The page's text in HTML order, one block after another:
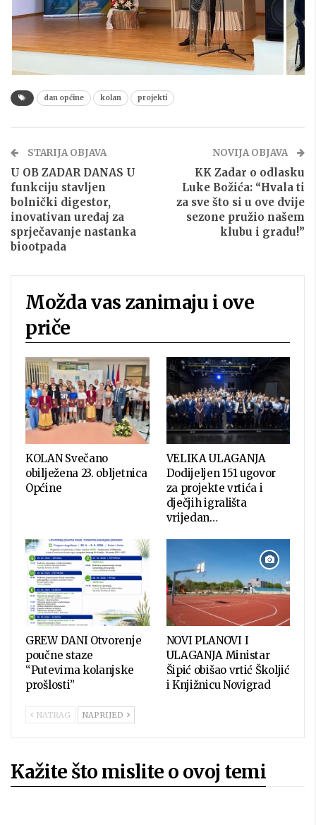
dan općine kolan projekti
STARIJA OBJAVA
U OB ZADAR DANAS U
funkciju stavljen
bolnički digestor,
inovativan uređaj za
sprječavanje nastanka
biootpada
NOVIJA OBJAVA
KK Zadar o odlasku
Luke Božića: “Hvala ti
za sve što si u ove dvije
sezone pružio našem
klubu i gradu!”
Možda vas zanimaju i ove
priče
KOLAN Svečano
obilježena 23. obljetnica
Općine
VELIKA ULAGANJA
Dodijeljen 151 ugovor
za projekte vrtića i
dječjih igrališta
vrijedan…
GREW DANI Otvorenje
poučne staze
“Putevima kolanjske
prošlosti”
NOVI PLANOVI I
ULAGANJA Ministar
Šipić obišao vrtić Školjić
i Knjižnicu Novigrad
NATRAG NAPRIJED
Kažite što mislite o ovoj temi